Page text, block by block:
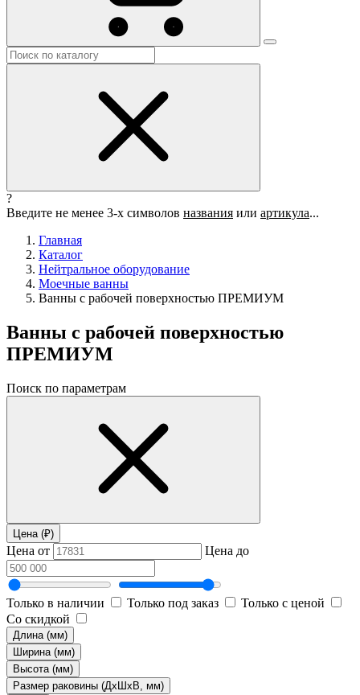
?
Введите не менее 3-х символов названия или артикула...
Главная
Каталог
Нейтральное оборудование
Моечные ванны
Ванны с рабочей поверхностью ПРЕМИУМ
Ванны с рабочей поверхностью
ПРЕМИУМ
Поиск по параметрам
Цена (₽)
Цена от Цена до
Только в наличии Только под заказ
Только с ценой
Со скидкой
Длина (мм)
Ширина (мм)
Высота (мм)
Размер раковины (ДхШхВ, мм)